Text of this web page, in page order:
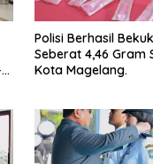
Polisi Berhasil
Seberat 4,46 Gram
Kota Magelang.